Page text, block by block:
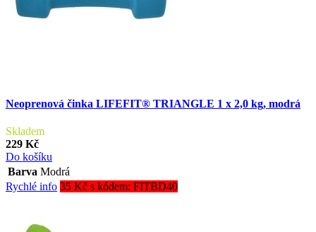
Neoprenová činka LIFEFIT® TRIANGLE 1 x 2,0 kg, modrá
Skladem
229 Kč
Do košíku
Barva Modrá
Rychlé info 35 Kč s kódem: FITBD40